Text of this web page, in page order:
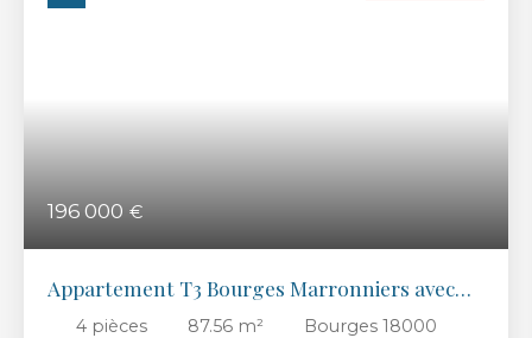
196 000 €
Appartement T3 Bourges Marronniers avec
terrasse
4 pièces 87.56 m²
Bourges 18000